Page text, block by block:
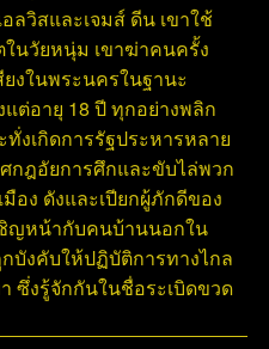
ลวิสและเจมส์ ดีน เขาใช้
ในวัยหนุ่ม เขาฆ่าคนครั้ง
งในพระนครในฐานะ
ต่อายุ 18 ปี ทุกอย่างพลิก
งเกิดการรัฐประหารหลาย
กฎอัยการศึกและขับไล่พวก
อง ดังและเปียกผู้ภักดีของ
ญหน้ากับคนบ้านนอกใน
บังคับให้ปฏิบัติการทางไกล
ซึ่งรู้จักกันในชื่อระเบิดขวด